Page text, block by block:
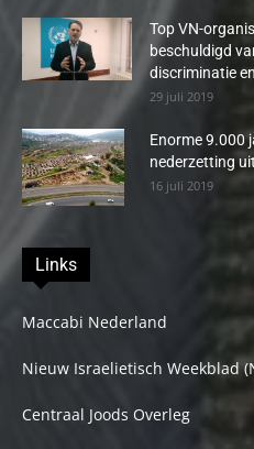
Top VN-
beschuldigd
discriminatie
29 juli 2019
Enorme 9.000
nederzetting
16 juli 2019
Links
Maccabi Nederland
Nieuw Israelietisch Weekblad
Centraal Joods Overleg